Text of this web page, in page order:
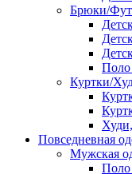
Брюки/
Поло
Куртки/
Повседневная
Мужская
Поло